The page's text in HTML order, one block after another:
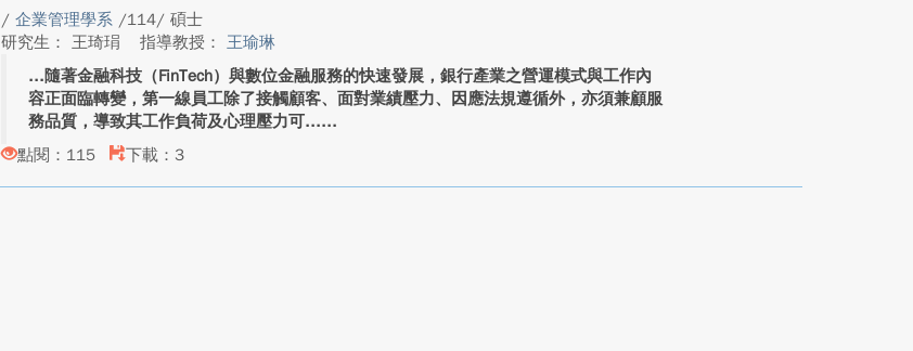
/ 企業管理學系 /114/ 碩士
研究生： 王琦琄
指導教授： 王瑜琳
隨著金融科技（FinTech）與數位金融服務的快速發展，銀行產業之營運模式與工作內
容正面臨轉變，第一線員工除了接觸顧客、面對業績壓力、因應法規遵循外，亦須兼顧服
務品質，導致其工作負荷及心理壓力可...
點閱：115
下載：3